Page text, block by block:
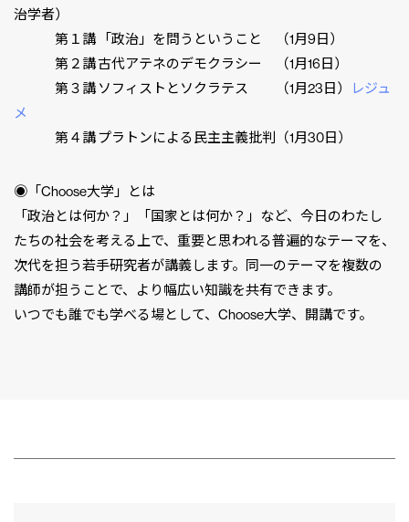
治学者）
第１講 「政治」を問うということ （1月9日）
第２講 古代アテネのデモクラシー （1月16日）
第３講 ソフィストとソクラテス （1月23日）
レジュ
メ
第４講 プラトンによる民主主義批判（1月30日）
◉「Choose大学」とは
「政治とは何か？」「国家とは何か？」など、今日のわたし
たちの社会を考える上で、重要と思われる普遍的なテーマを、
次代を担う若手研究者が講義します。同一のテーマを複数の
講師が担うことで、より幅広い知識を共有できます。
いつでも誰でも学べる場として、Choose大学、開講です。